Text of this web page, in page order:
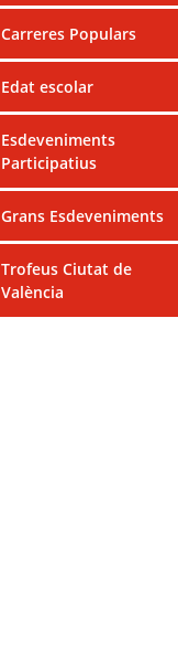
Carreres Populars
Edat escolar
Esdeveniments
Participatius
Grans Esdeveniments
Trofeus Ciutat de
València